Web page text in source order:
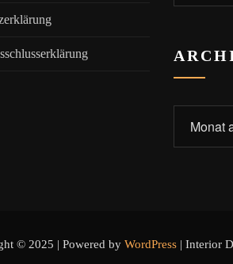
© 2025 | Powered by WordPress | Interior